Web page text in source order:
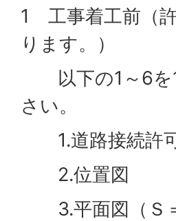
1 工事着工前（
ります。）
以下の1～6を1
さい。
1.道路接続許
2.位置図
3.平面図（Ｓ＝